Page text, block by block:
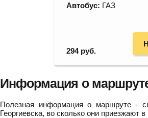
Автобус: ГАЗ
294 руб.
Информация о
Полезная информация о маршруте -
Георгиевска, во сколько они приезжают